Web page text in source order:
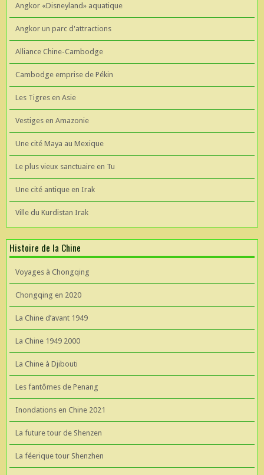
Angkor «Disneyland» aquatique
Angkor un parc d'attractions
Alliance Chine-Cambodge
Cambodge emprise de Pékin
Les Tigres en Asie
Vestiges en Amazonie
Une cité Maya au Mexique
Le plus vieux sanctuaire en Tu
Une cité antique en Irak
Ville du Kurdistan Irak
Histoire de la Chine
Voyages à Chongqing
Chongqing en 2020
La Chine d’avant 1949
La Chine 1949 2000
La Chine à Djibouti
Les fantômes de Penang
Inondations en Chine 2021
La future tour de Shenzen
La féerique tour Shenzhen